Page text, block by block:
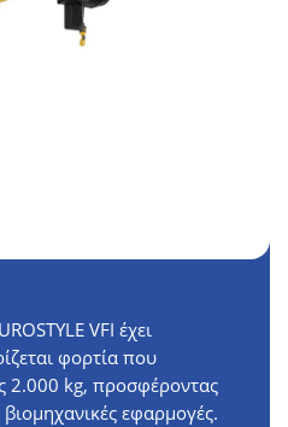
VFI έχει
φορτία που
2.000 kg, προσφέροντας
βιομηχανικές εφαρμογές.